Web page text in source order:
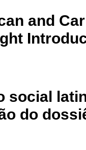
and
social
do